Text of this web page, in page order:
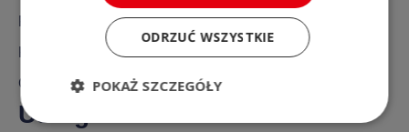
Gdzie działamy?
Usługi
ODRZUĆ WSZYSTKIE
POKAŻ SZCZEGÓŁY